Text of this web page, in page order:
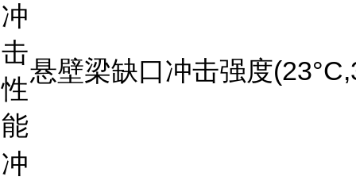
冲
击
性
能
悬壁梁缺口冲击强度
冲